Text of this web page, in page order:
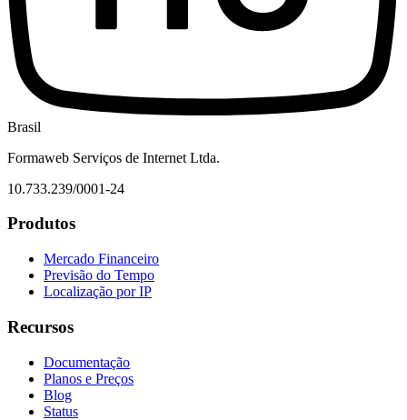
Brasil
Formaweb Serviços de Internet Ltda.
10.733.239/0001-24
Produtos
Mercado Financeiro
Previsão do Tempo
Localização por IP
Recursos
Documentação
Planos e Preços
Blog
Status